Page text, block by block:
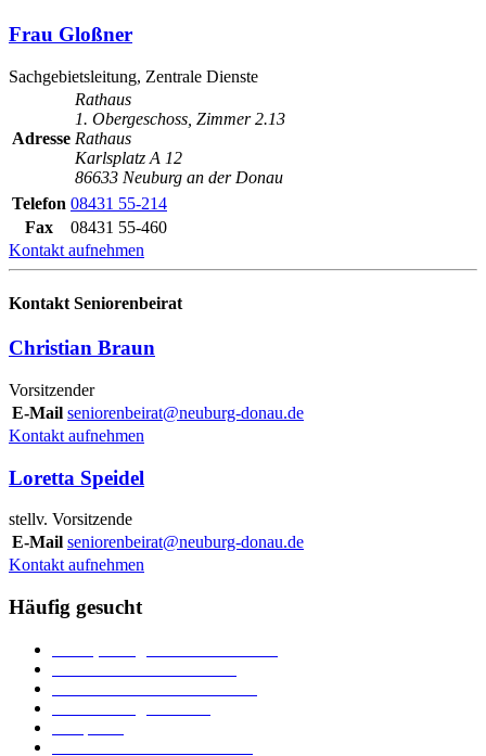
Frau Gloßner
Sachgebietsleitung, Zentrale Dienste
Adresse
Rathaus
1. Obergeschoss, Zimmer 2.13
Rathaus
Karlsplatz A 12
86633 Neuburg an der Donau
Telefon 08431 55-214
Fax
08431 55-460
Kontakt aufnehmen
Kontakt Seniorenbeirat
Christian Braun
Vorsitzender
E-Mail seniorenbeirat@neuburg-donau.de
Kontakt aufnehmen
Loretta Speidel
stellv. Vorsitzende
E-Mail seniorenbeirat@neuburg-donau.de
Kontakt aufnehmen
Häufig gesucht